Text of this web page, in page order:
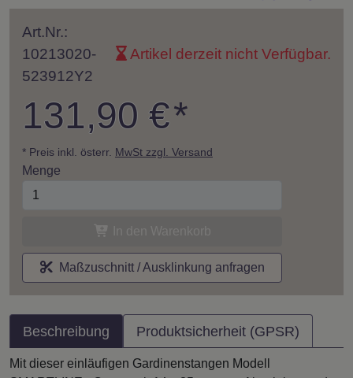
Art.Nr.:
10213020-
523912Y2
Artikel derzeit nicht Verfügbar.
131,90 €*
* Preis inkl. österr. MwSt zzgl. Versand
Menge
Maßzuschnitt / Ausklinkung anfragen
Beschreibung Produktsicherheit (GPSR)
Mit dieser einläufigen Gardinenstangen Modell